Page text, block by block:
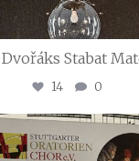
Stabat
14 0
stuttgarter_oratorienchor
Nov. 29